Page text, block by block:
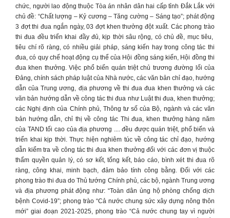
chức, người lao động thuộc Tòa án nhân dân hai cấp tỉnh Đắk Lắk với
chủ đề: “Chất lượng – Kỷ cương – Tăng cường – Sáng tạo”; phát động
3 đợt thi đua ngắn ngày, 03 đợt khen thưởng đột xuất. Các phong trào
thi đua đều triển khai đầy đủ, kịp thời sâu rộng, có chủ đề, mục tiêu,
tiêu chí rõ ràng, có nhiều giải pháp, sáng kiến hay trong công tác thi
đua, có quy chế hoạt động cụ thể của Hội đồng sáng kiến, Hội đồng thi
đua khen thưởng. Việc phổ biến quán triệt chủ trương đường lối của
Đảng, chính sách pháp luật của Nhà nước, các văn bản chỉ đạo, hướng
dẫn của Trung ương, địa phương về thi đua đua khen thưởng và các
văn bản hướng dẫn về công tác thi đua như Luật thi đua, khen thưởng;
các Nghị định của Chính phủ, Thông tư số của Bộ, ngành và các văn
bản hướng dẫn, chỉ thị về công tác Thi đua, khen thưởng hàng năm
của TAND tối cao của địa phương .... đều được quán triệt, phổ biến và
triển khai kịp thời. Thực hiện nghiêm túc về công tác chỉ đạo, hướng
dẫn kiểm tra về công tác thi đua khen thưởng đối với các đơn vị thuộc
thẩm quyền quản lý, có sơ kết, tổng kết, báo cáo, bình xét thi đua rõ
ràng, công khai, minh bạch, đảm bảo tính công bằng. Đối với các
phong trào thi đua do Thủ tướng Chính phủ, các bộ, ngành Trung ương
và địa phương phát động như: “Toàn dân ủng hộ phòng chống dịch
bệnh Covid-19”; phong trào “Cả nước chung sức xây dựng nông thôn
mới” giai đoạn 2021-2025, phong trào “Cả nước chung tay vì người